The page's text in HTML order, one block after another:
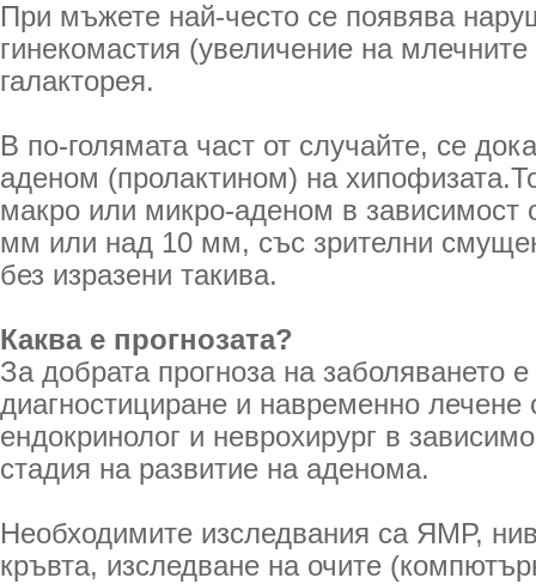
При мъжете най-често се появява
гинекомастия (увеличение на
галакторея.
В по-голямата част от случайте, се
аденом (пролактином) на
макро или микро-аденом в зависимост
мм или над 10 мм, със зрителни
без изразени такива.
Каква е прогнозата?
За добрата прогноза на заболяването
диагностициране и навременно лечене
ендокринолог и неврохирург в
стадия на развитие на аденома.
Необходимите изследвания са ЯМР,
кръвта, изследване на очите